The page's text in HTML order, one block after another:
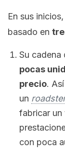
En sus
basado en
Su cadena
pocas
precio.
un
fabricar un
con poca